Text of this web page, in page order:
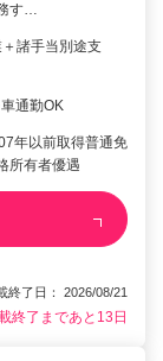
す…
諸手当別途支
通勤OK
年以前取得普通免
所有者優遇
了日： 2026/08/21
終了まであと13日